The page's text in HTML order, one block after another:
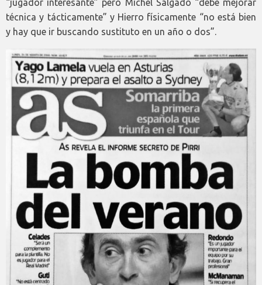
“jugador interesante” pero Michel Salgado “debe mejorar
técnica y tácticamente” y Hierro físicamente “no está bien
y hay que ir buscando sustituto en un año o dos”.